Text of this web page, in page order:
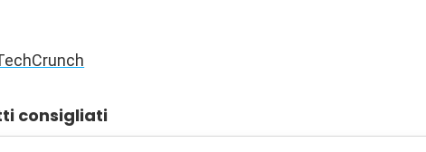
consigliati